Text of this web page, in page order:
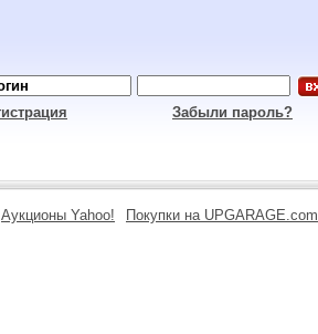
Забыли пароль?
Аукционы Yahoo! Покупки на UPGARAGE.com